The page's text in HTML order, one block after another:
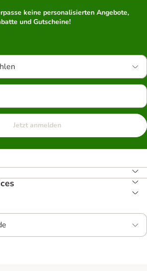
keine personalisierten Angebote,
und Gutscheine!
Jetzt anmelden